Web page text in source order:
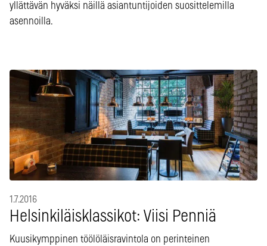
yllättävän hyväksi näillä asiantuntijoiden suosittelemilla
asennoilla.
1.7.2016
Helsinkiläisklassikot: Viisi Penniä
Kuusikymppinen töölöläisravintola on perinteinen